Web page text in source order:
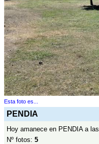
Esta foto es...
PENDIA
Hoy amanece en PENDIA a las
Nº fotos: 5